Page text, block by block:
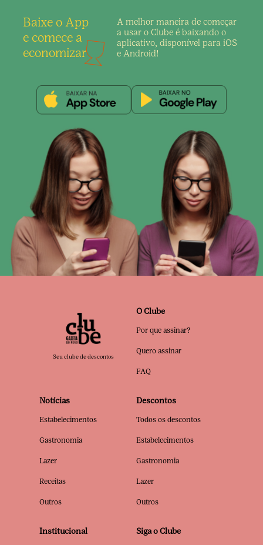
Baixe o App
e comece a
economizar
A melhor maneira de começar
a usar o Clube é baixando o
aplicativo, disponível para iOS
e Android!
Seu clube de descontos
O Clube
Por que assinar?
Quero assinar
FAQ
Notícias
Estabelecimentos
Gastronomia
Lazer
Receitas
Outros
Descontos
Todos os descontos
Estabelecimentos
Gastronomia
Lazer
Outros
Institucional Siga o Clube